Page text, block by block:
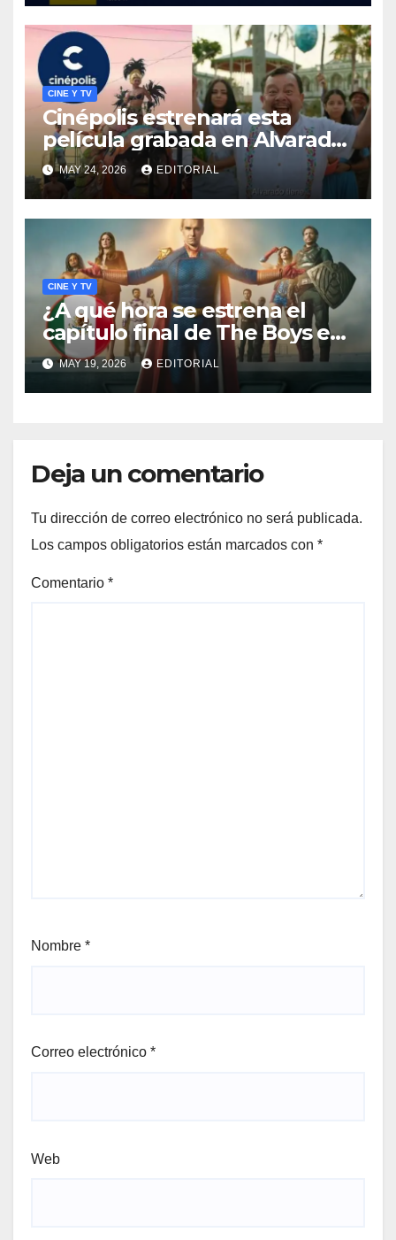
CINE Y TV
Cinépolis estrenará esta
película grabada en Alvarado,
Veracruz
MAY 24, 2026 EDITORIAL
CINE Y TV
¿A qué hora se estrena el
capítulo final de The Boys en
México?
MAY 19, 2026 EDITORIAL
Deja un comentario
Tu dirección de correo electrónico no será publicada.
Los campos obligatorios están marcados con *
Comentario *
Nombre *
Correo electrónico *
Web